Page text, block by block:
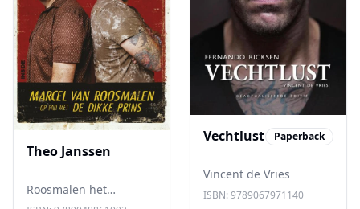
Theo Janssen
Roosmalen het
fenomeen Theo Janssen
Vechtlust Paperback
Vincent de Vries
ISBN:9789067971140